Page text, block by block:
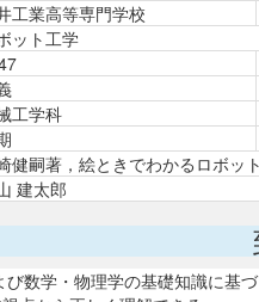
工業高等専門学校
ット工学
工学科
健嗣著，絵ときでわかるロボッ
建太郎
数学・物理学の基礎知識に基